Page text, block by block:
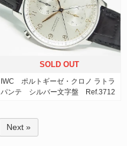
SOLD OUT
IWC ポルトギーゼ・クロノ ラトラ
パンテ シルバー文字盤 Ref.3712
Next »